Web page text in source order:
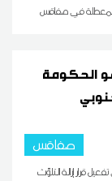
المعطلة في صفاقس
الحكومة
صفاقس
قرار إزالة التلوّث